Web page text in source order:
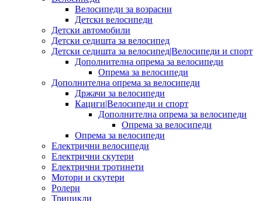
Велосипеди за возрасни
Детски велосипеди
Детски автомобили
Детски седишта за велосипед
Детски седишта за велосипед|Велосипеди и спорт
Дополнителна опрема за велосипеди
Опрема за велосипеди
Дополнителна опрема за велосипеди
Држачи за велосипеди
Кациги|Велосипеди и спорт
Дополнителна опрема за велосипеди
Опрема за велосипеди
Опрема за велосипеди
Електрични велосипеди
Електрични скутери
Електрични тротинети
Мотори и скутери
Ролери
Трицикли